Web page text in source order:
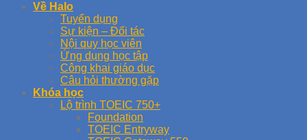
Về Halo
Tuyển dụng
Sự kiện – Đối tác
Nội quy học viên
Ứng dụng học tập
Công khai giáo dục
Câu hỏi thường gặp
Khóa học
Lộ trình TOEIC 750+
Foundation
TOEIC Entryway